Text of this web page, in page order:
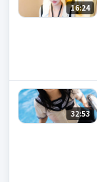
16:24
32:53